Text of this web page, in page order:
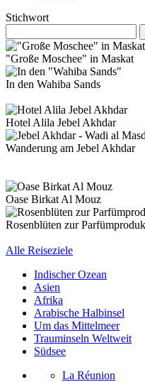
Stichwort
"Große Moschee" in Maskat
In den Wahiba Sands
Hotel Alila Jebel Akhdar
Wanderung am Jebel Akhdar
Oase Birkat Al Mouz
Rosenblüten zur
Alle Reiseziele
Indischer Ozean
Asien
Afrika
Arabische Halbinsel
Um das Mittelmeer
Trauminseln Weltweit
Südsee
La Réunion